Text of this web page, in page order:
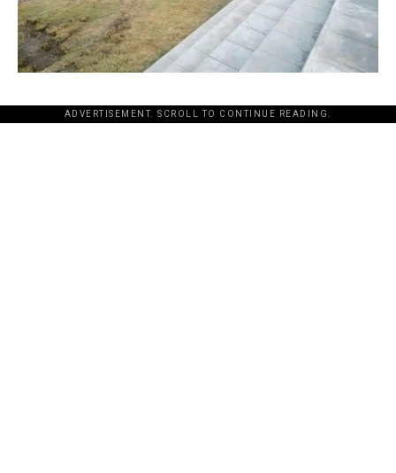
ADVERTISEMENT. SCROLL TO CONTINUE READING.